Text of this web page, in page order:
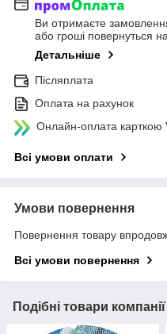
Ви отримаєте
або гроші повернуться
Детальніше
Післяплата
Оплата на рахунок
Онлайн-оплата
Всі умови оплати
Умови повернення
Повернення товару
Всі умови повернення
Подібні товари компанії